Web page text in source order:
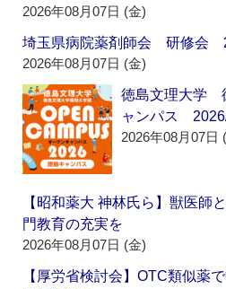
2026年08月07日 (金)
埼玉県病院薬剤師会 研修会
2026年08月07日 (金)
徳島文理大学
ャンパス
2026年08月07日
【昭和薬大 神林氏ら】獣医師
門教育の充実を
2026年08月07日 (金)
【厚労省検討会】OTC類似薬